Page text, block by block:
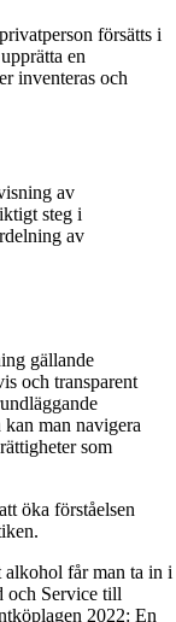
försätts i
en
inventeras och
av
steg i
av
gällande
och transparent
man navigera
som
öka förståelsen
får man ta in i
och Service till
2022: En